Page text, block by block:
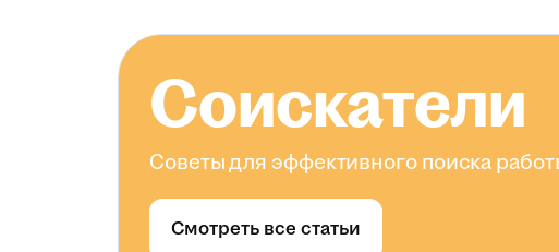
Соискатели
Советы для эффективного поиска
Смотреть все статьи